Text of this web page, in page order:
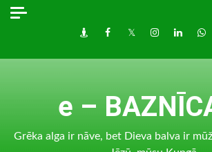
Skip
DraugiemFacebook
TwitterInstagram
LinkedIn
e –
Grēka alga ir nāve, bet Dieva balva ir